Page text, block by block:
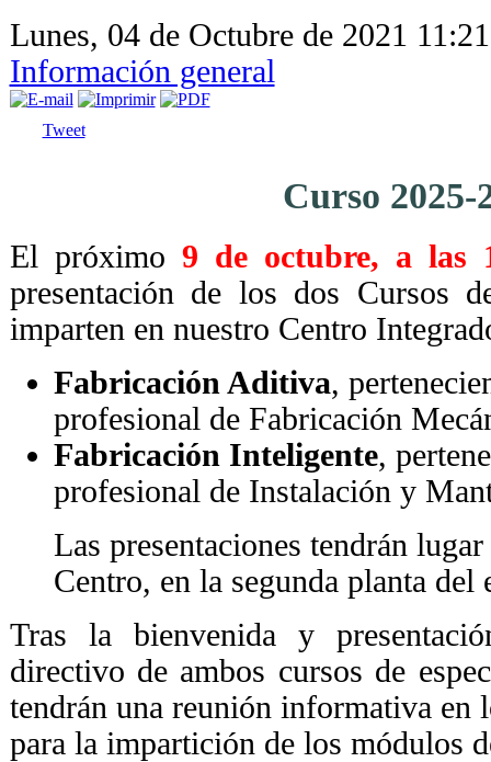
Lunes, 04 de Octubre de 2021
Información general
Tweet
Curso 2025-
El próximo 9 de octubre, a las
presentación de los dos Cursos
imparten en nuestro Centro
Fabricación Aditiva,
profesional de Fabricación
Fabricación Inteligente,
profesional de Instalación y
Las presentaciones tendrán
Centro, en la segunda planta
Tras la bienvenida y
directivo de ambos cursos de
tendrán una reunión informativa en
para la impartición de los módulos